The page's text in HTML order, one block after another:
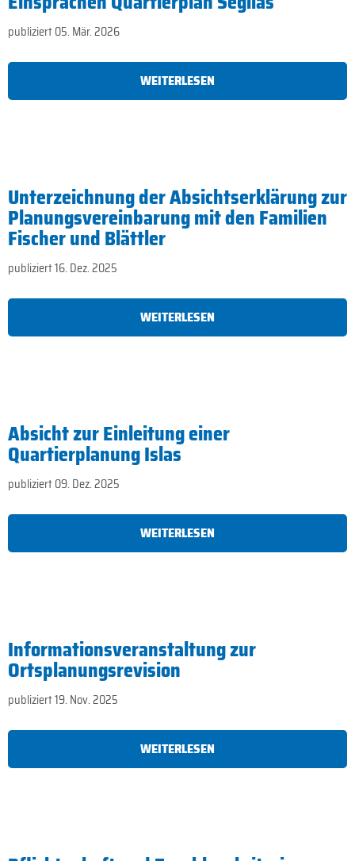
publiziert 05. Mär. 2026
WEITERLESEN
Unterzeichnung der Absichtserklärung zur
Planungsvereinbarung mit den Familien
Fischer und Blättler
publiziert 16. Dez. 2025
WEITERLESEN
Absicht zur Einleitung einer
Quartierplanung Islas
publiziert 09. Dez. 2025
WEITERLESEN
Informationsveranstaltung zur
Ortsplanungsrevision
publiziert 19. Nov. 2025
WEITERLESEN